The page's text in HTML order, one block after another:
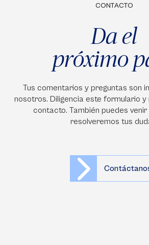
CONTACTO
Da el
próximo
Tus comentarios y preguntas son
nosotros. Diligencia este formulario y
contacto. También puedes
resolveremos tus